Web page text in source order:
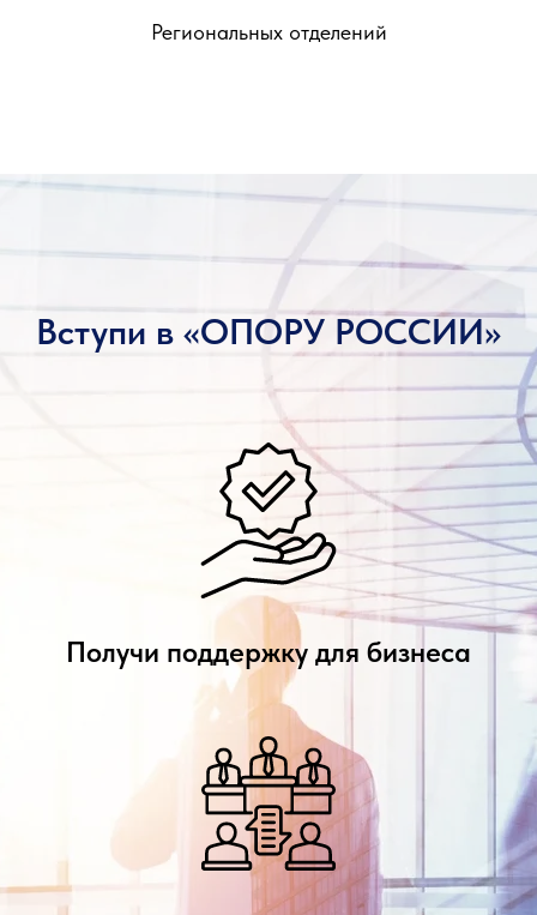
Региональных отделений
Вступи в «ОПОРУ РОССИИ»
Получи поддержку для бизнеса